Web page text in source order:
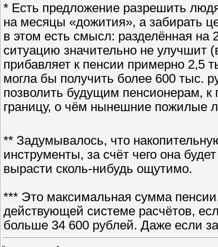
* Есть предложение разрешить
на месяцы «дожития», а забирать
в этом есть смысл: разделённая на
ситуацию значительно не
прибавляет к пенсии примерно 2,5
могла бы получить более 600 тыс.
позволить будущим пенсионерам, к
границу, о чём нынешние пожилые
** Задумывалось, что
инструменты, за счёт чего она
вырасти сколь-нибудь ощутимо.
*** Это максимальная сумма
действующей системе расчётов,
больше 34 600 рублей. Даже если